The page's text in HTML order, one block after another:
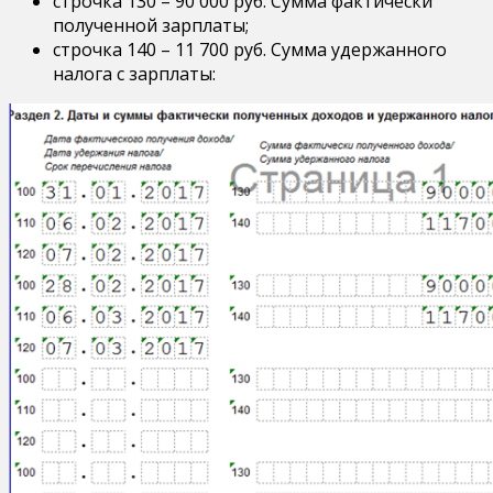
полученной зарплаты;
строчка 140 – 11 700 руб. Сумма удержанного
налога с зарплаты: